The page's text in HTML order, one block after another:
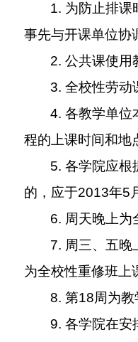
1. 为防止排课
事先与开课单位协
2.公共课使用
3.全校性劳动
4.各教学单位
程的上课时间和地
5.各学院应根
的，应于2013年5
6. 周天晚上为
7. 周三、五晚
为全校性重修班上
8.第18周为
9.各学院在安